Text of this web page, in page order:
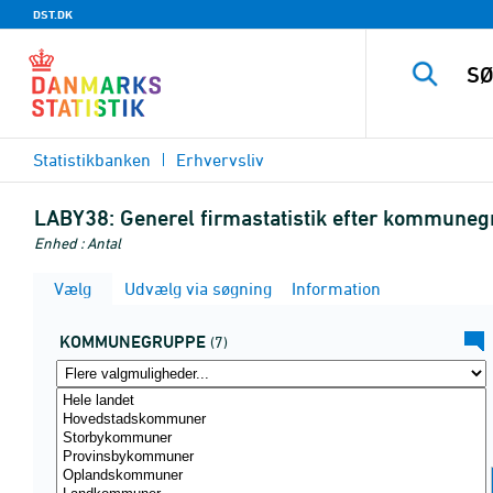
DST.DK
Statistikbanken Erhvervsliv
LABY38: Generel firmastatistik efter
Enhed : Antal
Vælg Udvælg via søgning Information
KOMMUNEGRUPPE (7)